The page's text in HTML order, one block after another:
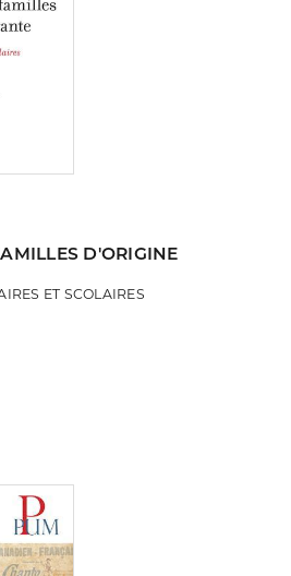
D'ORIGINE
ET SCOLAIRES